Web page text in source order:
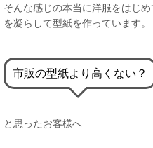
そんな感じの本当に洋服をはじ
を凝らして型紙を作っています。
市販の型紙より高くない？
と思ったお客様へ